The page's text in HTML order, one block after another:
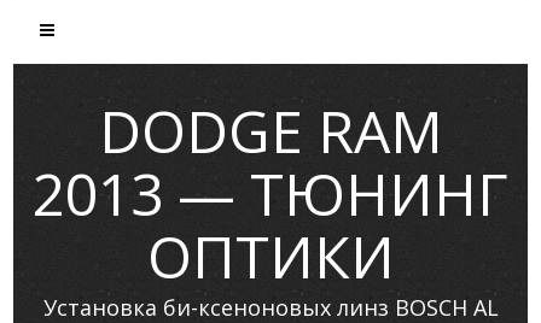
DODGE RAM
2013 — ТЮНИНГ
ОПТИКИ
Установка би-ксеноновых линз BOSCH AL